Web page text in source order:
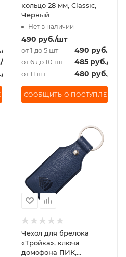
/шт
/шт
/шт
кольцо 28 мм, Classic,
Черный
Нет в наличии
490 руб./шт
от 1 до 5 шт 490 руб./шт
от 6 до 10 шт 485руб./шт
от 11 шт 480 руб./шт
СООБЩИТЬ О ПОСТУПЛЕНИИ
Чехол для брелока
«Тройка», ключа
домофона ПИК,